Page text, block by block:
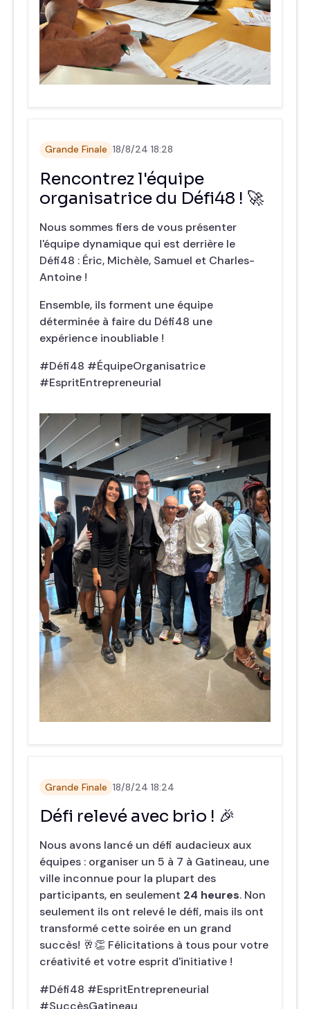
Grande Finale 18/8/24 18:28
Rencontrez l'équipe
organisatrice du Défi48 ! 🚀
Nous sommes fiers de vous présenter
l'équipe dynamique qui est derrière le
Défi48 : Éric, Michèle, Samuel et Charles-
Antoine !
Ensemble, ils forment une équipe
déterminée à faire du Défi48 une
expérience inoubliable !
#Défi48 #ÉquipeOrganisatrice
#EspritEntrepreneurial
Grande Finale 18/8/24 18:24
Défi relevé avec brio ! 🎉
Nous avons lancé un défi audacieux aux
équipes : organiser un 5 à 7 à Gatineau, une
ville inconnue pour la plupart des
participants, en seulement 24 heures. Non
seulement ils ont relevé le défi, mais ils ont
transformé cette soirée en un grand
succès! 🥂👏 Félicitations à tous pour votre
créativité et votre esprit d'initiative !
#Défi48 #EspritEntrepreneurial